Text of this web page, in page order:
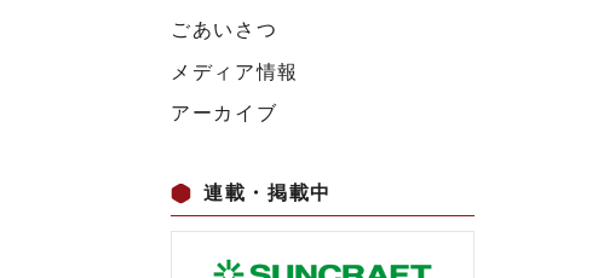
ごあいさつ
メディア情報
アーカイブ
連載・掲載中